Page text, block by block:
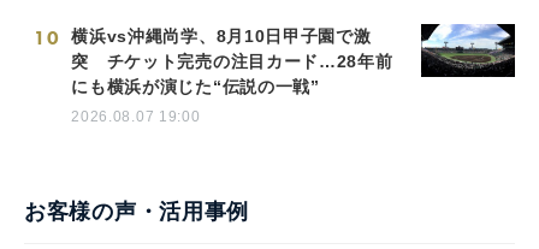
10
横浜vs沖縄尚学、8月10日甲子園で激
突 チケット完売の注目カード…28年前
にも横浜が演じた“伝説の一戦”
2026.08.07 19:00
お客様の声・活用事例